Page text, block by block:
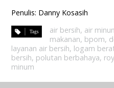
Penulis: Danny Kosasih
air bersih, air
makanan, bpom,
layanan air bersih, logam
bersih, polutan berbahaya,
minum